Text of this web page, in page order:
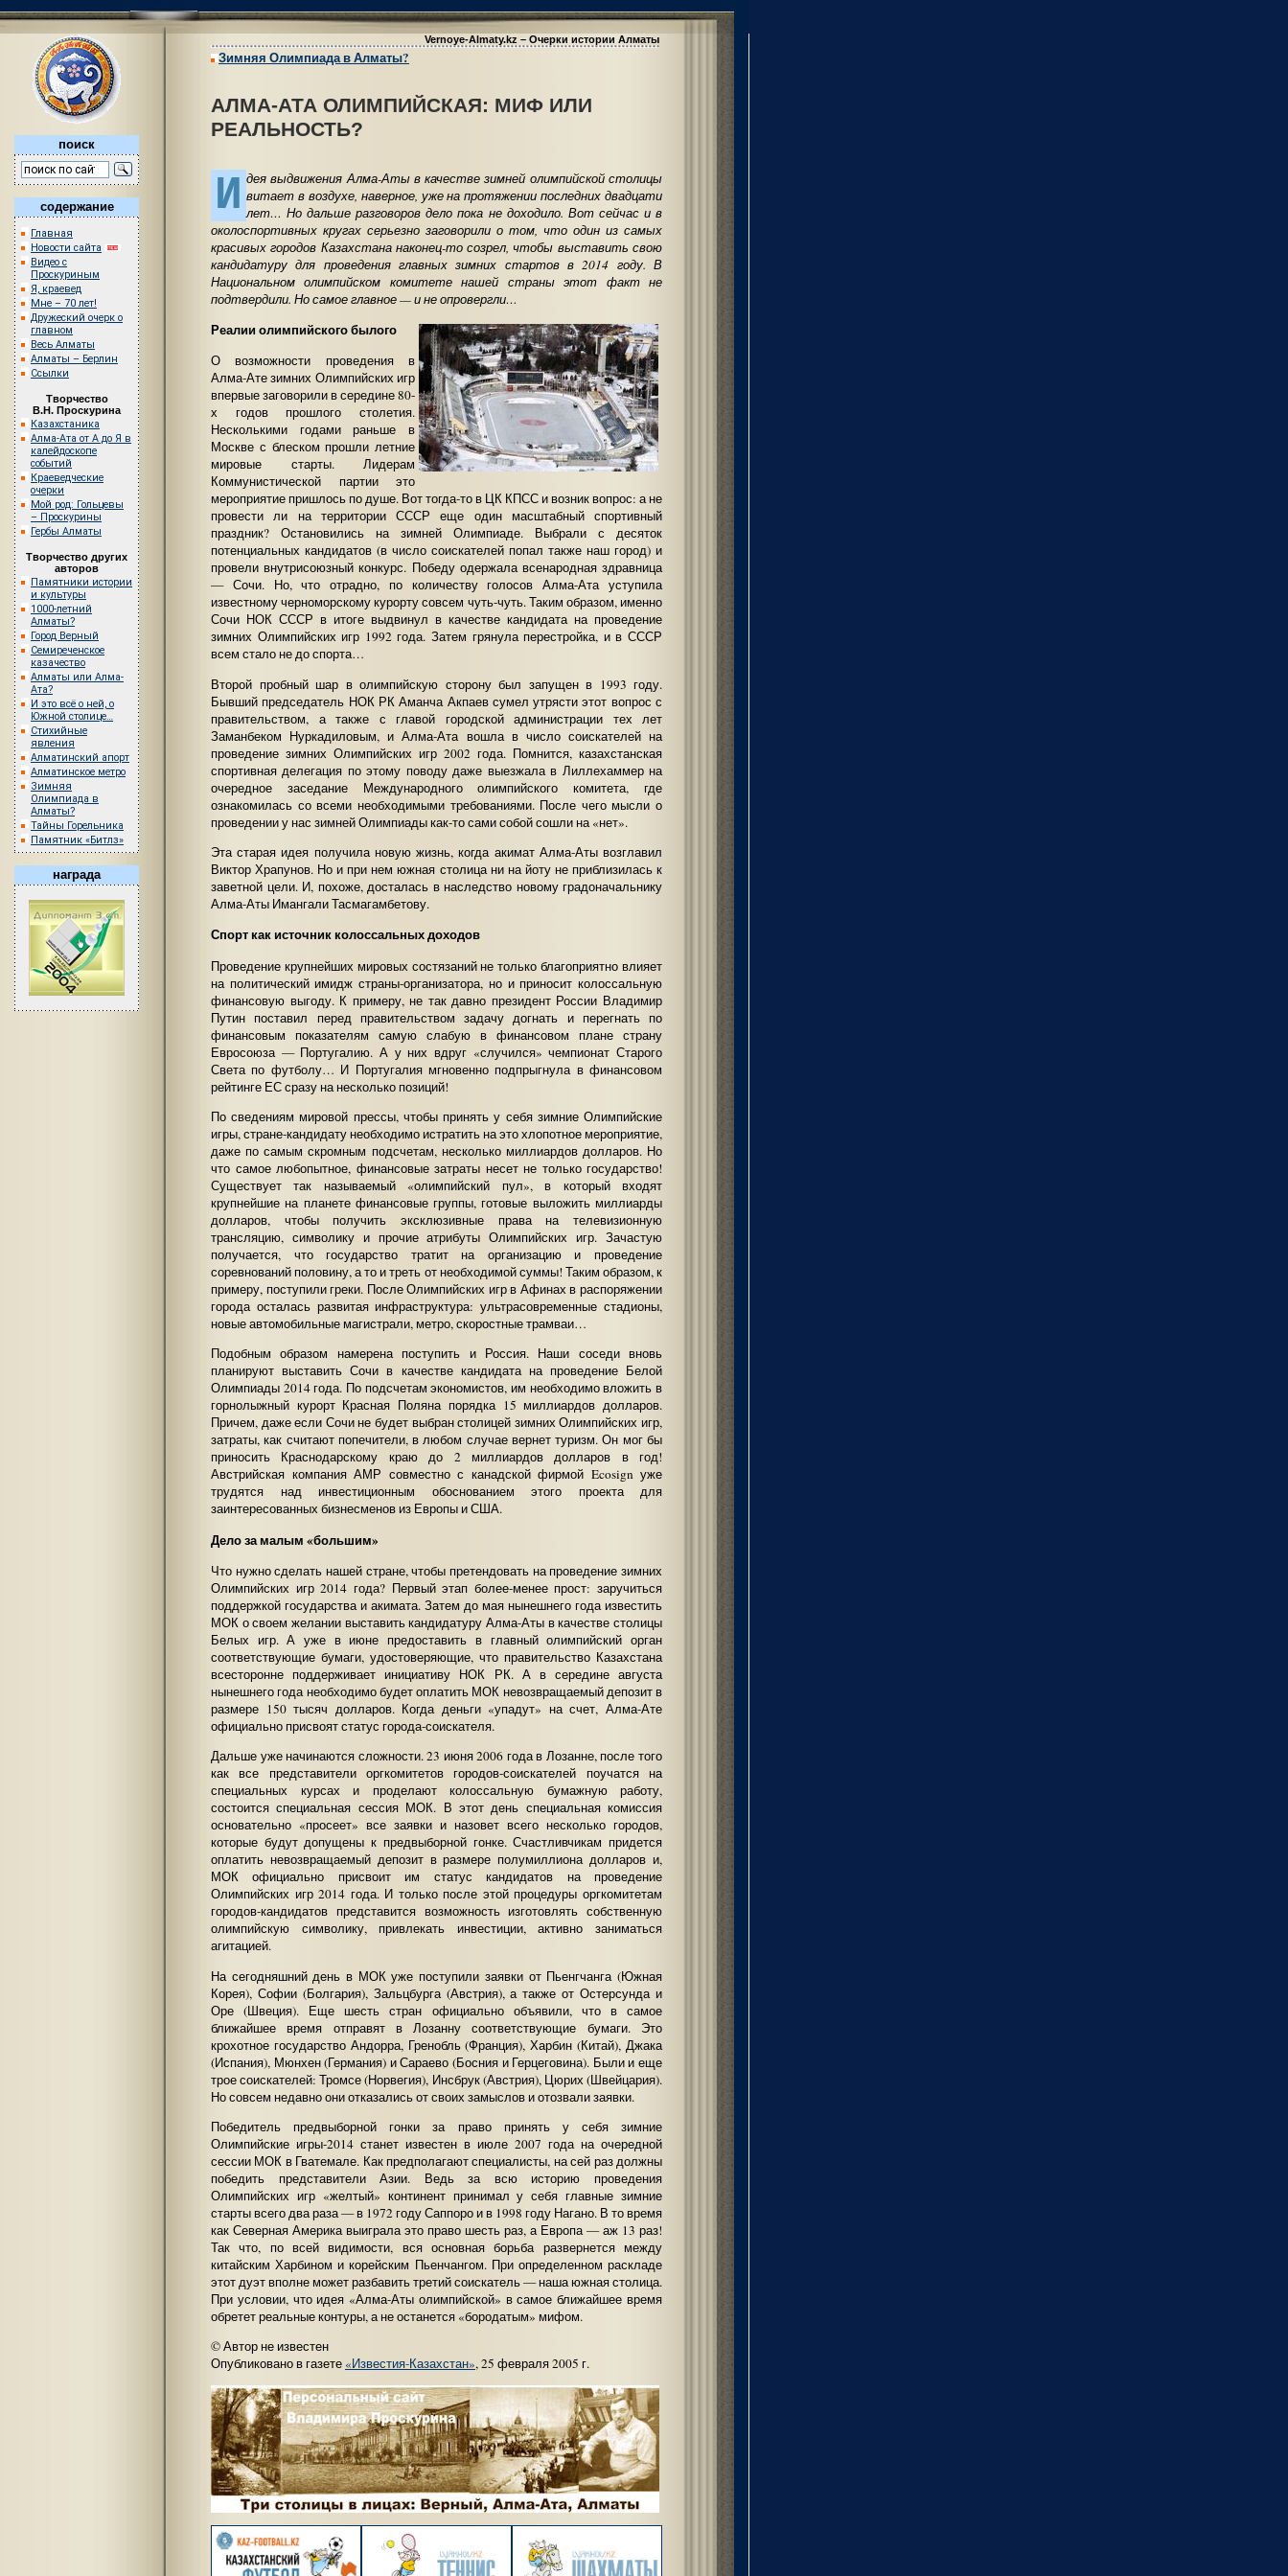
поиск
содержание
Главная
Новости сайта
Видео с
Проскуриным
Я, краевед
Мне – 70 лет!
Дружеский очерк о
главном
Весь Алматы
Алматы – Берлин
Ссылки
Творчество
В.Н. Проскурина
Казахстаника
Алма-Ата от А до Я в
калейдоскопе
событий
Краеведческие
очерки
Мой род: Гольцевы
– Проскурины
Гербы Алматы
Творчество других
авторов
Памятники истории
и культуры
1000-летний
Алматы?
Город Верный
Семиреченское
казачество
Алматы или Алма-
Ата?
И это всё о ней, о
Южной столице…
Стихийные
явления
Алматинский апорт
Алматинское метро
Зимняя
Олимпиада в
Алматы?
Тайны Горельника
Памятник «Битлз»
награда
Vernoye-Almaty.kz – Очерки истории Алматы
Зимняя Олимпиада в Алматы?
АЛМА-АТА ОЛИМПИЙСКАЯ: МИФ ИЛИ
РЕАЛЬНОСТЬ?
И дея выдвижения Алма-Аты в качестве зимней олимпийской столицы
витает в воздухе, наверное, уже на протяжении последних двадцати
лет… Но дальше разговоров дело пока не доходило. Вот сейчас и в
околоспортивных кругах серьезно заговорили о том, что один из самых
красивых городов Казахстана наконец-то созрел, чтобы выставить свою
кандидатуру для проведения главных зимних стартов в 2014 году. В
Национальном олимпийском комитете нашей страны этот факт не
подтвердили. Но самое главное — и не опровергли…
Реалии олимпийского былого
О возможности проведения в
Алма-Ате зимних Олимпийских игр
впервые заговорили в середине 80-
х годов прошлого столетия.
Несколькими годами раньше в
Москве с блеском прошли летние
мировые старты. Лидерам
Коммунистической партии это
мероприятие пришлось по душе. Вот тогда-то в ЦК КПСС и возник вопрос: а не
провести ли на территории СССР еще один масштабный спортивный
праздник? Остановились на зимней Олимпиаде. Выбрали с десяток
потенциальных кандидатов (в число соискателей попал также наш город) и
провели внутрисоюзный конкурс. Победу одержала всенародная здравница
— Сочи. Но, что отрадно, по количеству голосов Алма-Ата уступила
известному черноморскому курорту совсем чуть-чуть. Таким образом, именно
Сочи НОК СССР в итоге выдвинул в качестве кандидата на проведение
зимних Олимпийских игр 1992 года. Затем грянула перестройка, и в СССР
всем стало не до спорта…
Второй пробный шар в олимпийскую сторону был запущен в 1993 году.
Бывший председатель НОК РК Аманча Акпаев сумел утрясти этот вопрос с
правительством, а также с главой городской администрации тех лет
Заманбеком Нуркадиловым, и Алма-Ата вошла в число соискателей на
проведение зимних Олимпийских игр 2002 года. Помнится, казахстанская
спортивная делегация по этому поводу даже выезжала в Лиллехаммер на
очередное заседание Международного олимпийского комитета, где
ознакомилась со всеми необходимыми требованиями. После чего мысли о
проведении у нас зимней Олимпиады как-то сами собой сошли на «нет».
Эта старая идея получила новую жизнь, когда акимат Алма-Аты возглавил
Виктор Храпунов. Но и при нем южная столица ни на йоту не приблизилась к
заветной цели. И, похоже, досталась в наследство новому градоначальнику
Алма-Аты Имангали Тасмагамбетову.
Спорт как источник колоссальных доходов
Проведение крупнейших мировых состязаний не только благоприятно влияет
на политический имидж страны-организатора, но и приносит колоссальную
финансовую выгоду. К примеру, не так давно президент России Владимир
Путин поставил перед правительством задачу догнать и перегнать по
финансовым показателям самую слабую в финансовом плане страну
Евросоюза — Португалию. А у них вдруг «случился» чемпионат Старого
Света по футболу… И Португалия мгновенно подпрыгнула в финансовом
рейтинге ЕС сразу на несколько позиций!
По сведениям мировой прессы, чтобы принять у себя зимние Олимпийские
игры, стране-кандидату необходимо истратить на это хлопотное мероприятие,
даже по самым скромным подсчетам, несколько миллиардов долларов. Но
что самое любопытное, финансовые затраты несет не только государство!
Существует так называемый «олимпийский пул», в который входят
крупнейшие на планете финансовые группы, готовые выложить миллиарды
долларов, чтобы получить эксклюзивные права на телевизионную
трансляцию, символику и прочие атрибуты Олимпийских игр. Зачастую
получается, что государство тратит на организацию и проведение
соревнований половину, а то и треть от необходимой суммы! Таким образом, к
примеру, поступили греки. После Олимпийских игр в Афинах в распоряжении
города осталась развитая инфраструктура: ультрасовременные стадионы,
новые автомобильные магистрали, метро, скоростные трамваи…
Подобным образом намерена поступить и Россия. Наши соседи вновь
планируют выставить Сочи в качестве кандидата на проведение Белой
Олимпиады 2014 года. По подсчетам экономистов, им необходимо вложить в
горнолыжный курорт Красная Поляна порядка 15 миллиардов долларов.
Причем, даже если Сочи не будет выбран столицей зимних Олимпийских игр,
затраты, как считают попечители, в любом случае вернет туризм. Он мог бы
приносить Краснодарскому краю до 2 миллиардов долларов в год!
Австрийская компания АМР совместно с канадской фирмой Ecosign уже
трудятся над инвестиционным обоснованием этого проекта для
заинтересованных бизнесменов из Европы и США.
Дело за малым «большим»
Что нужно сделать нашей стране, чтобы претендовать на проведение зимних
Олимпийских игр 2014 года? Первый этап более-менее прост: заручиться
поддержкой государства и акимата. Затем до мая нынешнего года известить
МОК о своем желании выставить кандидатуру Алма-Аты в качестве столицы
Белых игр. А уже в июне предоставить в главный олимпийский орган
соответствующие бумаги, удостоверяющие, что правительство Казахстана
всесторонне поддерживает инициативу НОК РК. А в середине августа
нынешнего года необходимо будет оплатить МОК невозвращаемый депозит в
размере 150 тысяч долларов. Когда деньги «упадут» на счет, Алма-Ате
официально присвоят статус города-соискателя.
Дальше уже начинаются сложности. 23 июня 2006 года в Лозанне, после того
как все представители оргкомитетов городов-соискателей поучатся на
специальных курсах и проделают колоссальную бумажную работу,
состоится специальная сессия МОК. В этот день специальная комиссия
основательно «просеет» все заявки и назовет всего несколько городов,
которые будут допущены к предвыборной гонке. Счастливчикам придется
оплатить невозвращаемый депозит в размере полумиллиона долларов и,
МОК официально присвоит им статус кандидатов на проведение
Олимпийских игр 2014 года. И только после этой процедуры оргкомитетам
городов-кандидатов представится возможность изготовлять собственную
олимпийскую символику, привлекать инвестиции, активно заниматься
агитацией.
На сегодняшний день в МОК уже поступили заявки от Пьенгчанга (Южная
Корея), Софии (Болгария), Зальцбурга (Австрия), а также от Остерсунда и
Оре (Швеция). Еще шесть стран официально объявили, что в самое
ближайшее время отправят в Лозанну соответствующие бумаги. Это
крохотное государство Андорра, Гренобль (Франция), Харбин (Китай), Джака
(Испания), Мюнхен (Германия) и Сараево (Босния и Герцеговина). Были и еще
трое соискателей: Тромсе (Норвегия), Инсбрук (Австрия), Цюрих (Швейцария).
Но совсем недавно они отказались от своих замыслов и отозвали заявки.
Победитель предвыборной гонки за право принять у себя зимние
Олимпийские игры-2014 станет известен в июле 2007 года на очередной
сессии МОК в Гватемале. Как предполагают специалисты, на сей раз должны
победить представители Азии. Ведь за всю историю проведения
Олимпийских игр «желтый» континент принимал у себя главные зимние
старты всего два раза — в 1972 году Саппоро и в 1998 году Нагано. В то время
как Северная Америка выиграла это право шесть раз, а Европа — аж 13 раз!
Так что, по всей видимости, вся основная борьба развернется между
китайским Харбином и корейским Пьенчангом. При определенном раскладе
этот дуэт вполне может разбавить третий соискатель — наша южная столица.
При условии, что идея «Алма-Аты олимпийской» в самое ближайшее время
обретет реальные контуры, а не останется «бородатым» мифом.
© Автор не известен
Опубликовано в газете «Известия-Казахстан», 25 февраля 2005 г.